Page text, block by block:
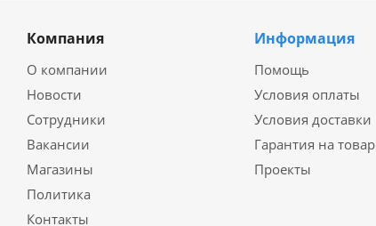
Компания
О компании
Новости
Сотрудники
Вакансии
Магазины
Политика
Контакты
Информация
Помощь
Условия оплаты
Условия доставки
Гарантия на товар
Проекты